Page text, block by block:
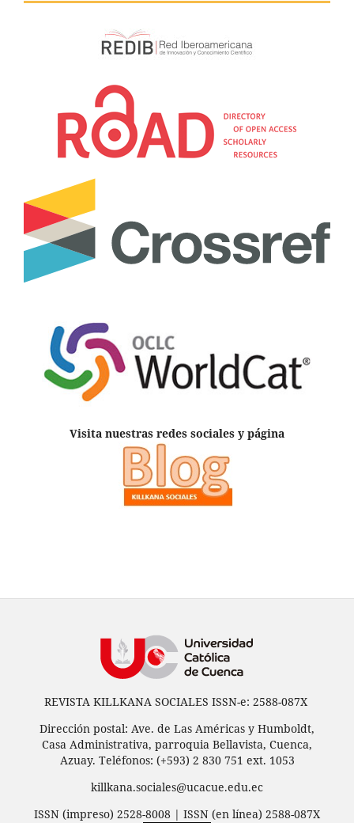
Visita nuestras redes sociales y página
REVISTA KILLKANA SOCIALES ISSN-e: 2588-087X
Dirección postal: Ave. de Las Américas y Humboldt,
Casa Administrativa, parroquia Bellavista, Cuenca,
Azuay. Teléfonos: (+593) 2 830 751 ext. 1053
killkana.sociales@ucacue.edu.ec
ISSN (impreso) 2528-8008 | ISSN (en línea) 2588-087X